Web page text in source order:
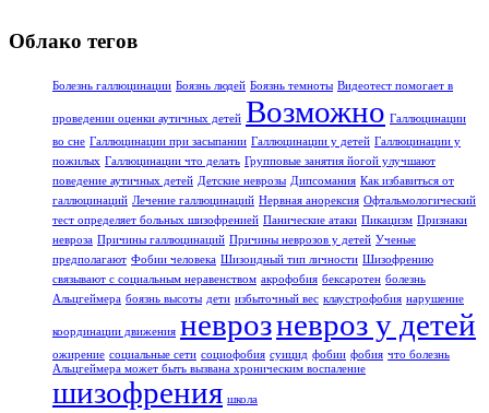
Облако тегов
Болезнь галлюцинации Боязнь людей Боязнь темноты Видеотест помогает в
проведении оценки аутичных детей Возможно Галлюцинации
во сне Галлюцинации при засыпании Галлюцинации у детей Галлюцинации у
пожилых Галлюцинации что делать Групповые занятия йогой улучшают
поведение аутичных детей Детские неврозы Дипсомания Как избавиться от
галлюцинаций Лечение галлюцинаций Нервная анорексия Офтальмологический
тест определяет больных шизофренией Панические атаки Пикацизм Признаки
невроза Причины галлюцинаций Причины неврозов у детей Ученые
предполагают Фобии человека Шизоидный тип личности Шизофрению
связывают с социальным неравенством акрофобия бексаротен болезнь
Альцгеймера боязнь высоты дети избыточный вес клаустрофобия нарушение
координации движения неврозневроз у детей
ожирение социальные сети социофобия суицид фобии фобия что болезнь
Альцгеймера может быть вызвана хроническим воспаление
шизофрения школа